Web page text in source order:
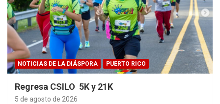
NOTICIAS DE LA DIÁSPORA PUERTO RICO
Regresa CSILO 5K y 21K
5 de agosto de 2026